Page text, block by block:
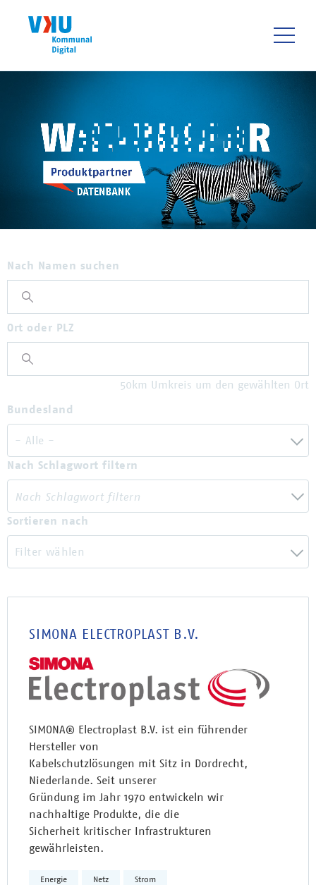
Nach Namen suchen
Ort oder PLZ
50km Umkreis um den gewählten Ort
Bundesland
- Alle -
Nach Schlagwort filtern
Sortieren nach
Filter wählen
SIMONA ELECTROPLAST B.V.
SIMONA® Electroplast B.V. ist ein führender
Hersteller von
Kabelschutzlösungen mit Sitz in Dordrecht,
Niederlande. Seit unserer
Gründung im Jahr 1970 entwickeln wir
nachhaltige Produkte, die die
Sicherheit kritischer Infrastrukturen
gewährleisten.
Energie Netz Strom